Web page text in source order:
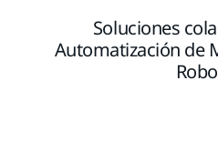
Soluciones
Automatización de